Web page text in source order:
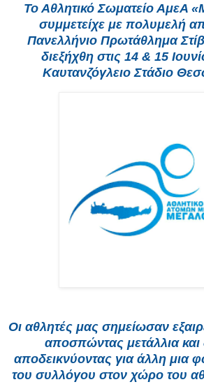
Το Αθλητικό Σωματείο ΑμεΑ
συμμετείχε με πολυμελή
Πανελλήνιο Πρωτάθλημα
διεξήχθη στις 14 & 15
Καυτανζόγλειο Στάδιο
Οι αθλητές μας σημείωσαν
αποσπώντας μετάλλια και
αποδεικνύοντας για άλλη μια
του συλλόγου στον χώρο του